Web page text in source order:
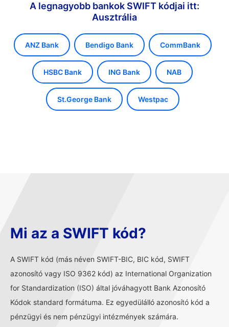
A legnagyobb bankok SWIFT kódjai itt:
Ausztrália
ANZ Bank Bendigo Bank CommBank
HSBC Bank ING Bank NAB
St.George Bank Westpac
Mi az a SWIFT kód?
A SWIFT kód (más néven SWIFT-BIC, BIC kód, SWIFT
azonosító vagy ISO 9362 kód) az International Organization
for Standardization (ISO) által jóváhagyott Bank Azonosító
Kódok standard formátuma. Ez egyedülálló azonosító kód a
pénzügyi és nem pénzügyi intézmények számára.